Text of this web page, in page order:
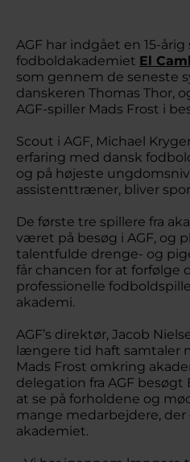
AGF har indgået en 15-
fodboldakademiet El
som gennem de seneste
danskeren Thomas Thor,
AGF-spiller Mads Frost i
Scout i AGF, Michael
erfaring med dansk
og på højeste
assistenttræner, bliver
De første tre spillere fra
været på besøg i AGF, og
talentfulde drenge- og
får chancen for at forfølge
professionelle
akademi.
AGF’s direktør, Jacob
længere tid haft samtaler
Mads Frost omkring
delegation fra AGF besøgt
at se på forholdene og
mange medarbejdere,
akademiet.